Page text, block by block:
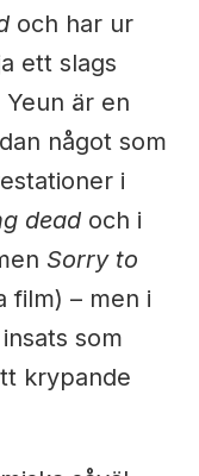
och har ur
ett slags
är en
något som
i
deadoch i
Sorry to
film) – men i
som
krypande